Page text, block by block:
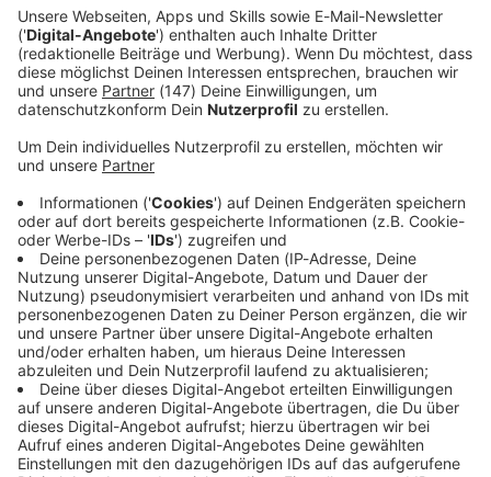
Immer auf dem Laufenden
bleiben!